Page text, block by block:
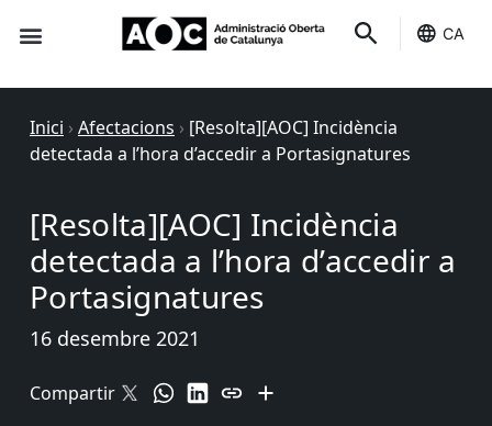
CA
Inici › Afectacions › [Resolta][AOC] Incidència
detectada a l’hora d’accedir a Portasignatures
[Resolta][AOC] Incidència
detectada a l’hora d’accedir a
Portasignatures
16 desembre 2021
Compartir